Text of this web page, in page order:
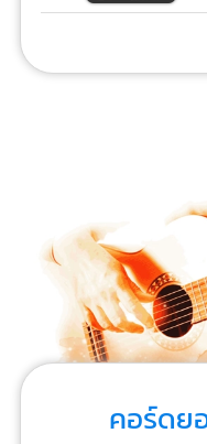
คอร์ดย